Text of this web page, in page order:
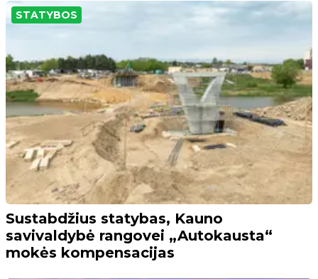
STATYBOS
Sustabdžius statybas, Kauno
savivaldybė rangovei „Autokausta“
mokės kompensacijas